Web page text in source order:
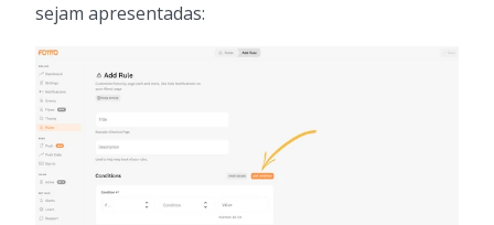
sejam apresentadas: